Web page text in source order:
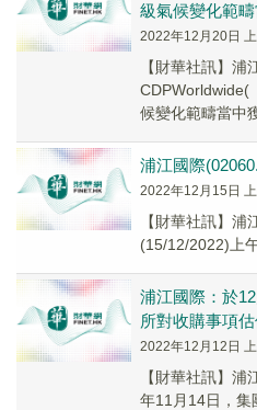
級氣候變化範
2022年12月20日
【財華社訊】
CDPWorldwide(
候變化範疇當中
浦江國際
2022年12月15日
【財華社訊】
(15/12/2022)上
浦江國際：於
所對收購事項
2022年12月12日
【財華社訊】
年11月14日，集